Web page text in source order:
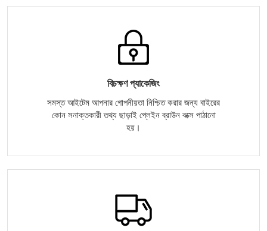
বিচক্ষণ প্যাকেজিং
সমস্ত আইটেম আপনার গোপনীয়তা নিশ্চিত করার জন্য বাইরের
কোন সনাক্তকারী তথ্য ছাড়াই প্লেইন ব্রাউন বক্সে পাঠানো
হয়।